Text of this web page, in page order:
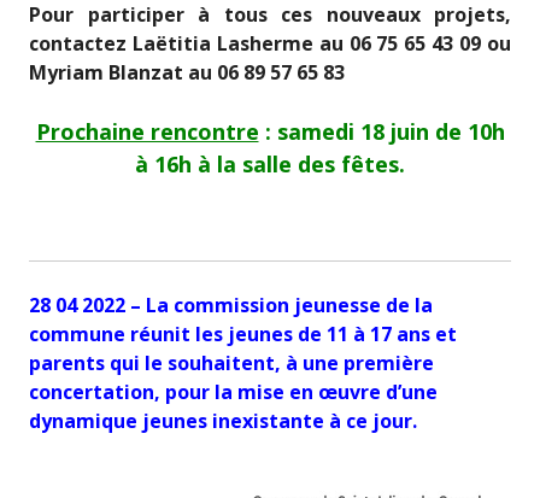
Pour participer à tous ces nouveaux projets,
contactez Laëtitia Lasherme au 06 75 65 43 09 ou
Myriam Blanzat au 06 89 57 65 83
Prochaine rencontre : samedi 18 juin de 10h
à 16h à la salle des fêtes.
28 04 2022 – La commission jeunesse de la
commune réunit les jeunes de 11 à 17 ans et
parents qui le souhaitent, à une première
concertation, pour la mise en œuvre d’une
dynamique jeunes inexistante à ce jour.